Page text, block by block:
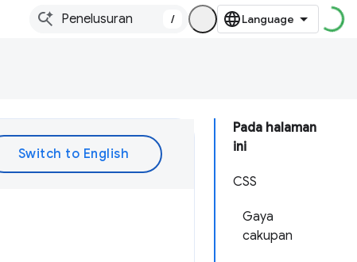
/
Pada halaman
ini
CSS
Gaya
cakupan